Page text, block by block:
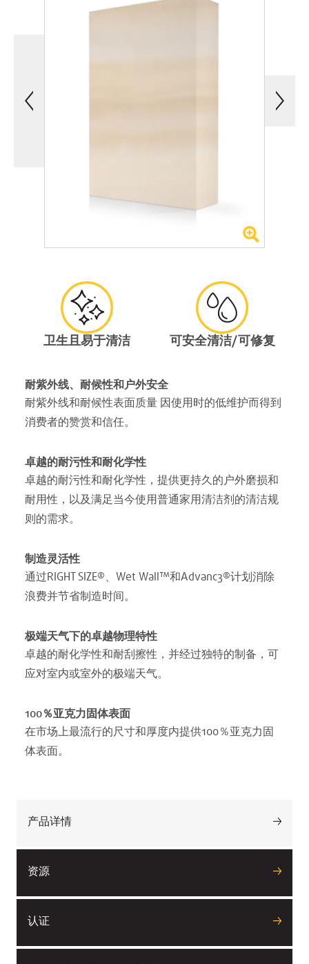
卫生且易于清洁 可安全清洁/可修复
耐紫外线、耐候性和户外安全
耐紫外线和耐候性表面质量 因使用时的低维护而得到
消费者的赞赏和信任。
卓越的耐污性和耐化学性
卓越的耐污性和耐化学性，提供更持久的户外磨损和
耐用性，以及满足当今使用普通家用清洁剂的清洁规
则的需求。
制造灵活性
通过RIGHT SIZE®、Wet Wall™和Advanc3®计划消除
浪费并节省制造时间。
极端天气下的卓越物理特性
卓越的耐化学性和耐刮擦性，并经过独特的制备，可
应对室内或室外的极端天气。
100％亚克力固体表面
在市场上最流行的尺寸和厚度内提供100％亚克力固
体表面。
产品详情
资源
认证